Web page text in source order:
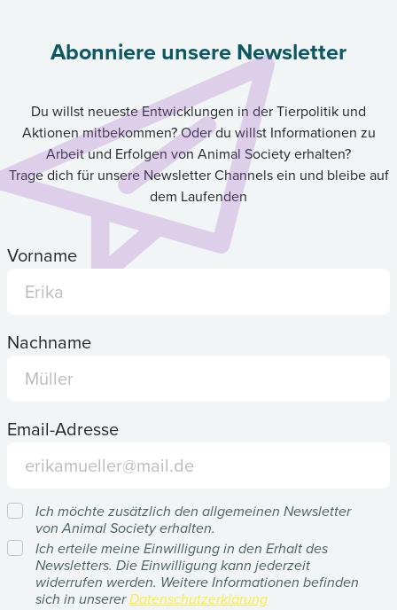
Abonniere unsere Newsletter
Du willst neueste Entwicklungen in der Tierpolitik und
Aktionen mitbekommen? Oder du willst Informationen zu
Arbeit und Erfolgen von Animal Society erhalten?
Trage dich für unsere Newsletter Channels ein und bleibe auf
dem Laufenden
Vorname
Nachname
Email-Adresse
Ich möchte zusätzlich den allgemeinen Newsletter
von Animal Society erhalten.
Ich erteile meine Einwilligung in den Erhalt des
Newsletters. Die Einwilligung kann jederzeit
widerrufen werden. Weitere Informationen befinden
sich in unsererDatenschutzerklärung